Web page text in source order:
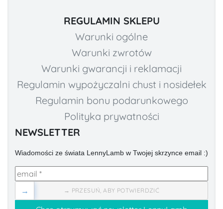
REGULAMIN SKLEPU
Warunki ogólne
Warunki zwrotów
Warunki gwarancji i reklamacji
Regulamin wypożyczalni chust i nosidełek
Regulamin bonu podarunkowego
Polityka prywatności
NEWSLETTER
Wiadomości ze świata LennyLamb w Twojej skrzynce email :)
→ PRZESUŃ, ABY POTWIERDZIĆ
→